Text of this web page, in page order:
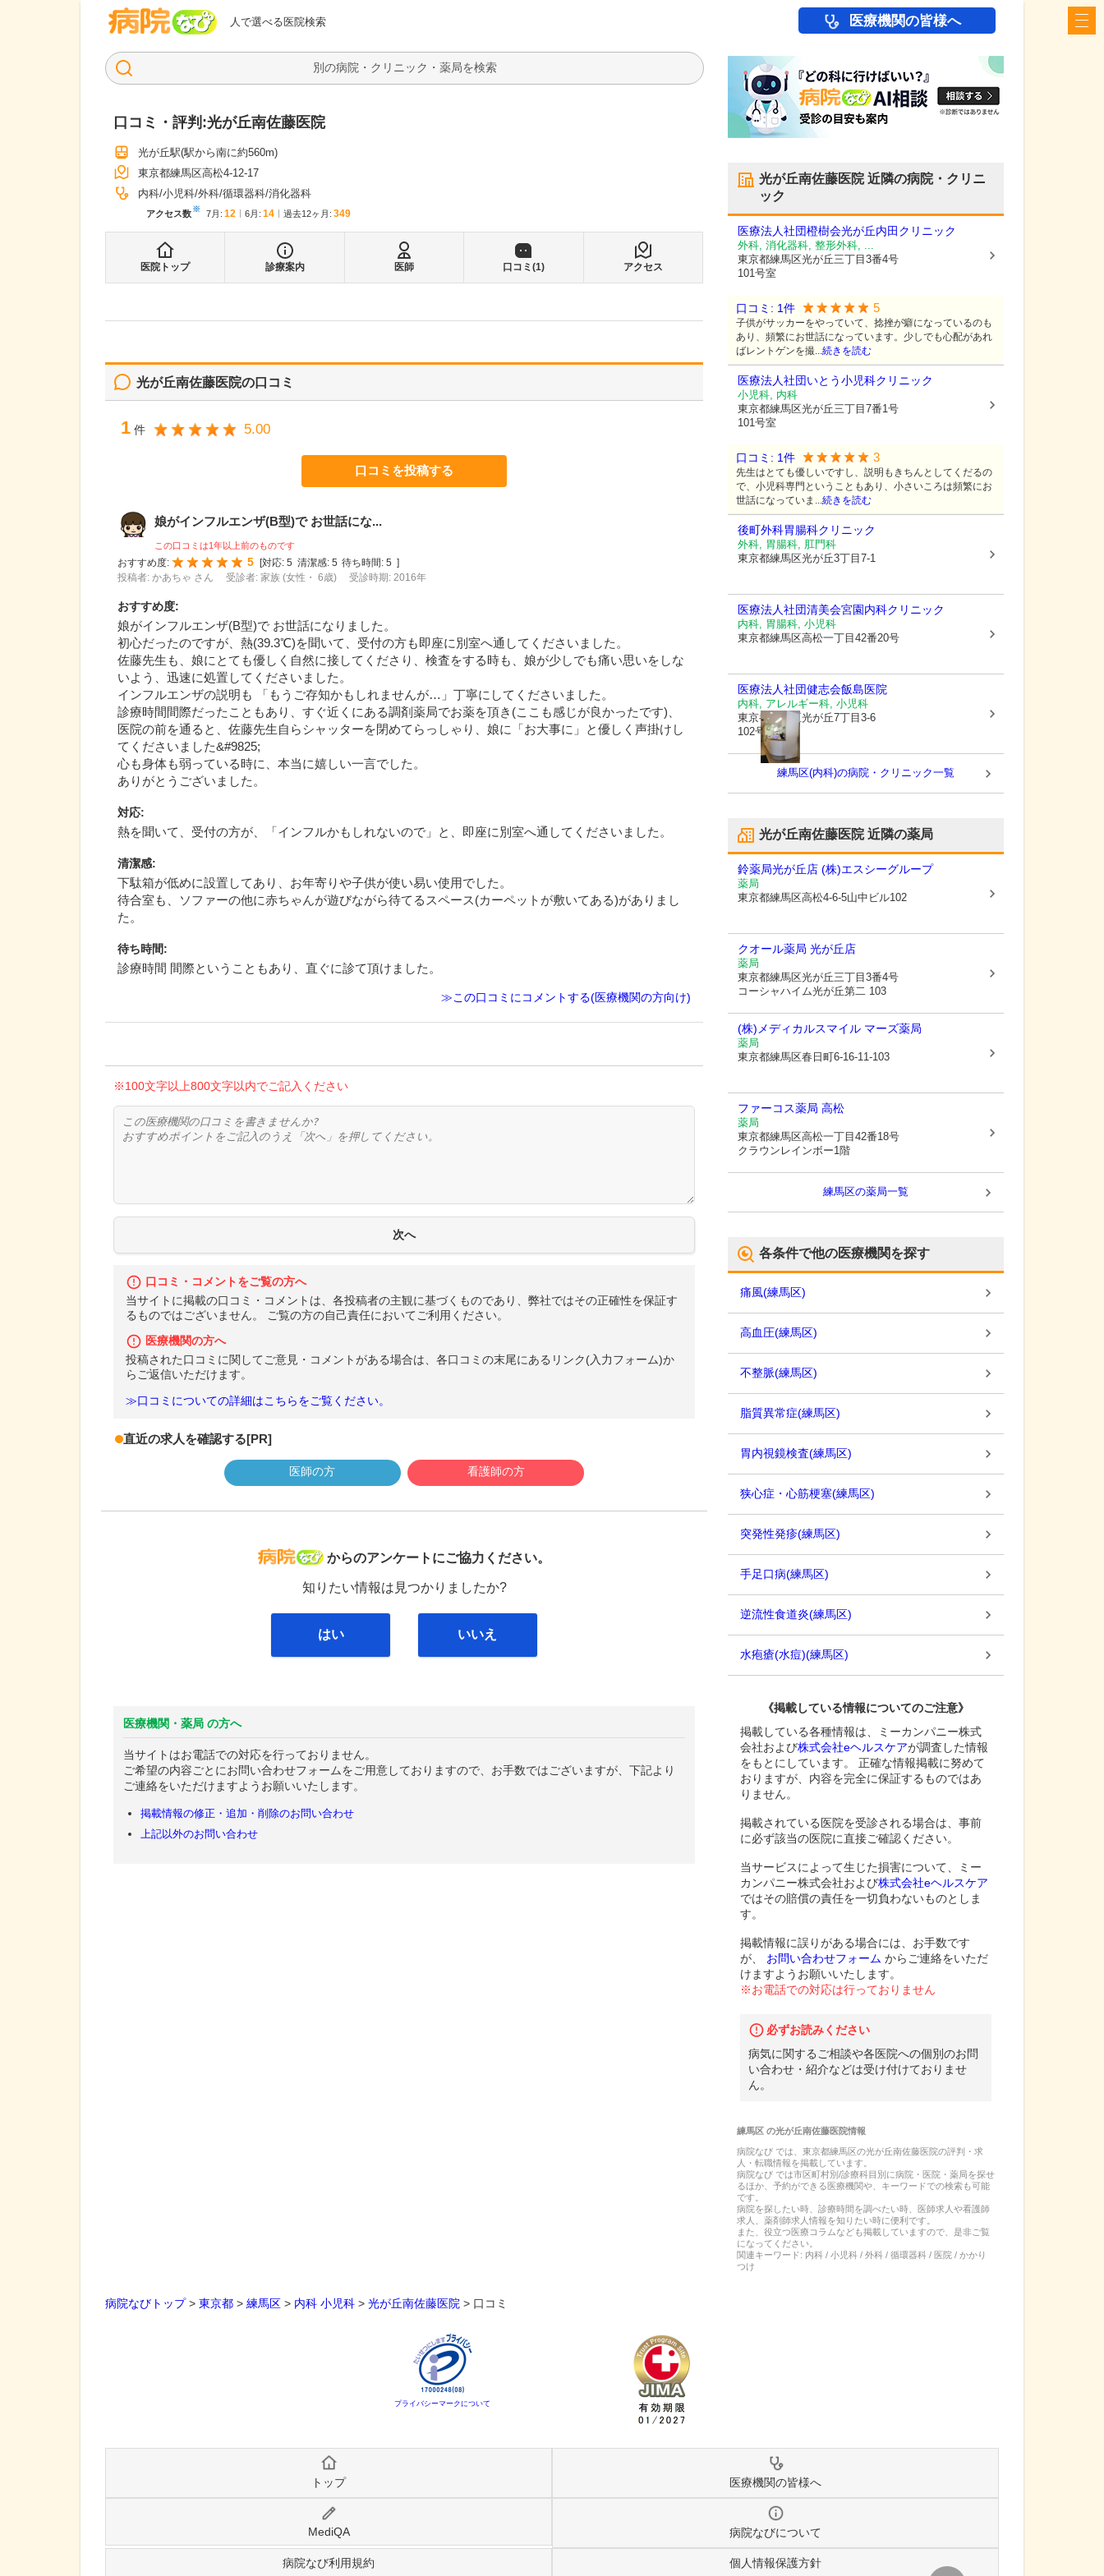
人で選べる医院検索
病院なび 医療機関の皆様へ
検索
口コミ・評判:光が丘南佐藤医院
光が丘駅(駅から南に約560m)
東京都練馬区高松4-12-17
内科 小児科 外科 循環器科 消化器科
アクセス数※ 7月 : 12 6月 : 14 過去12ヶ月: 349
医院トップ 診療案内 医師 口コミ(1) アクセス
光が丘南佐藤医院の口コミ
1 件 5.00
口コミを投稿する
娘がインフルエンザ(B型)で お世話にな...
この口コミは1年以上前のものです
おすすめ度:
5 [対応: 5 清潔感: 5 待ち時間: 5 ]
投稿者: かあちゃ さん
受診者: 家族 (女性・ 6歳) 受診時期: 2016年
おすすめ度:
娘がインフルエンザ(B型)で お世話になりました。
初心だったのですが、熱(39.3℃)を聞いて、受付の方も即座に別室へ通してくださいました。
佐藤先生も、娘にとても優しく自然に接してくださり、検査をする時も、娘が少しでも痛い思いをしな
いよう、迅速に処置してくださいました。
インフルエンザの説明も 「もうご存知かもしれませんが…」丁寧にしてくださいました。
診療時間間際だったこともあり、すぐ近くにある調剤薬局でお薬を頂き(ここも感じが良かったです)、
医院の前を通ると、佐藤先生自らシャッターを閉めてらっしゃり、娘に「お大事に」と優しく声掛けし
てくださいました&#9825;
心も身体も弱っている時に、本当に嬉しい一言でした。
ありがとうございました。
対応:
熱を聞いて、受付の方が、「インフルかもしれないので」と、即座に別室へ通してくださいました。
清潔感:
下駄箱が低めに設置してあり、お年寄りや子供が使い易い使用でした。
待合室も、ソファーの他に赤ちゃんが遊びながら待てるスペース(カーペットが敷いてある)がありまし
た。
待ち時間:
診療時間 間際ということもあり、直ぐに診て頂けました。
≫この口コミにコメントする(医療機関の方向け)
※100文字以上800文字以内でご記入ください
口コミ・コメントをご覧の方へ
当サイトに掲載の口コミ・コメントは、各投稿者の主観に基づくものであり、弊社ではその正確性を保証す
るものではございません。 ご覧の方の自己責任においてご利用ください。
医療機関の方へ
投稿された口コミに関してご意見・コメントがある場合は、各口コミの末尾にあるリンク(入力フォーム)か
らご返信いただけます。
≫口コミについての詳細はこちらをご覧ください。
直近の求人を確認する[PR]
医師の方 看護師の方
病院なび
からのアンケートにご協力ください。
知りたい情報は見つかりましたか?
はい いいえ
医療機関・薬局 の方へ
当サイトはお電話での対応を行っておりません。
ご希望の内容ごとにお問い合わせフォームをご用意しておりますので、お手数ではございますが、下記より
ご連絡をいただけますようお願いいたします。
掲載情報の修正・追加・削除のお問い合わせ
上記以外のお問い合わせ
光が丘南佐藤医院近隣の病院・クリニ
ック
医療法人社団橙樹会光が丘内田クリニック
外科, 消化器科, 整形外科, ...
東京都練馬区光が丘三丁目3番4号
101号室
口コミ: 1件 5
子供がサッカーをやっていて、捻挫が癖になっているのも
あり、頻繁にお世話になっています。少しでも心配があれ
ばレントゲンを撮...続きを読む
医療法人社団いとう小児科クリニック
小児科, 内科
東京都練馬区光が丘三丁目7番1号
101号室
口コミ: 1件 3
先生はとても優しいですし、説明もきちんとしてくだるの
で、小児科専門ということもあり、小さいころは頻繁にお
世話になっていま...続きを読む
後町外科胃腸科クリニック
外科, 胃腸科, 肛門科
東京都練馬区光が丘3丁目7-1
医療法人社団清美会宮園内科クリニック
内科, 胃腸科, 小児科
東京都練馬区高松一丁目42番20号
医療法人社団健志会飯島医院
内科, アレルギー科, 小児科
東京都練馬区光が丘7丁目3-6
102号
練馬区(内科)の病院・クリニック一覧
光が丘南佐藤医院近隣の薬局
鈴薬局光が丘店 (株)エスシーグループ
薬局
東京都練馬区高松4-6-5山中ビル102
クオール薬局 光が丘店
薬局
東京都練馬区光が丘三丁目3番4号
コーシャハイム光が丘第二 103
(株)メディカルスマイル マーズ薬局
薬局
東京都練馬区春日町6-16-11-103
ファーコス薬局 高松
薬局
東京都練馬区高松一丁目42番18号
クラウンレインボー1階
練馬区の薬局一覧
各条件で他の医療機関を探す
痛風(練馬区)
高血圧(練馬区)
不整脈(練馬区)
脂質異常症(練馬区)
胃内視鏡検査(練馬区)
狭心症・心筋梗塞(練馬区)
突発性発疹(練馬区)
手足口病(練馬区)
逆流性食道炎(練馬区)
水疱瘡(水痘)(練馬区)
《掲載している情報についてのご注意》
掲載している各種情報は、ミーカンパニー株式
会社および株式会社eヘルスケアが調査した情報
をもとにしています。 正確な情報掲載に努めて
おりますが、内容を完全に保証するものではあ
りません。
掲載されている医院を受診される場合は、事前
に必ず該当の医院に直接ご確認ください。
当サービスによって生じた損害について、ミー
カンパニー株式会社および株式会社eヘルスケア
ではその賠償の責任を一切負わないものとしま
す。
掲載情報に誤りがある場合には、お手数です
が、
お問い合わせフォーム からご連絡をいただ
けますようお願いいたします。
※お電話での対応は行っておりません
必ずお読みください
病気に関するご相談や各医院への個別のお問
い合わせ・紹介などは受け付けておりませ
ん。
練馬区の光が丘南佐藤医院情報
病院なび では、 東京都練馬区の光が丘南佐藤医院の評判・求
人・転職情報を掲載しています。
病院なび では市区町村別/診療科目別に病院・医院・薬局を探せ
るほか、予約ができる医療機関や、キーワードでの検索も可能
です。
病院を探したい時、診療時間を調べたい時、医師求人や看護師
求人、薬剤師求人情報を知りたい時に便利です。
また、役立つ医療コラムなども掲載していますので、是非ご覧
になってください。
関連キーワード: 内科 / 小児科 / 外科 / 循環器科 / 医院 / かかり
つけ
病院なびトップ> 東京都 > 練馬区 > 内科 小児科 > 光が丘南佐藤医院 > 口コミ
プライバシーマークについて
トップ 医療機関の皆様へ
MediQA 病院なびについて
病院なび利用規約 個人情報保護方針